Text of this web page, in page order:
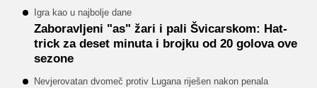
Igra kao u najbolje dane
Zaboravljeni "as" žari i pali Švicarskom: Hat-
trick za deset minuta i brojku od 20 golova ove
sezone
Nevjerovatan dvomeč protiv Lugana riješen nakon penala